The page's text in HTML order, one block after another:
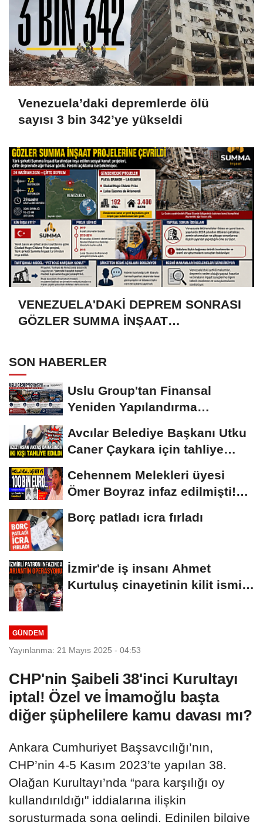
Venezuela’daki depremlerde ölü
sayısı 3 bin 342’ye yükseldi
VENEZUELA'DAKİ DEPREM SONRASI
GÖZLER SUMMA İNŞAAT
SON HABERLER
Uslu Group'tan Finansal
Yeniden Yapılandırma
Avcılar Belediye Başkanı Utku
Caner Çaykara için tahliye
Cehennem Melekleri üyesi
Ömer Boyraz infaz edilmişti!
Borç patladı icra fırladı
İzmir'de iş insanı Ahmet
Kurtuluş cinayetinin kilit ismi
GÜNDEM
Yayınlanma: 21 Mayıs 2025 - 04:53
CHP'nin Şaibeli 38'inci Kurultayı
iptal! Özel ve İmamoğlu başta
diğer şüphelilere kamu davası mı?
Ankara Cumhuriyet Başsavcılığı’nın,
CHP’nin 4-5 Kasım 2023’te yapılan 38.
Olağan Kurultayı’nda “para karşılığı oy
kullandırıldığı" iddialarına ilişkin
soruşturmada sona gelindi. Edinilen bilgiye